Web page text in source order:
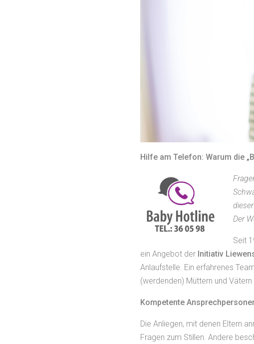
Hilfe am Telefon: Warum die
Der
Seit
ein Angebot der Initiativ
Anlaufstelle. Ein erfahrenes
(werdenden) Müttern und
Kompetente
Die Anliegen, mit denen Eltern
Fragen zum Stillen. Andere